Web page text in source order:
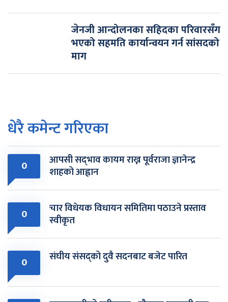
जेनजी आन्दोलनका सहिदका परिवारसँग
भएको सहमति कार्यान्वयन गर्न सांसदको
माग
धेरै कमेन्ट गरिएका
0 आपसी सद्‌भाव कायम राख्न पूर्वराजा ज्ञानेन्द्र
शाहको आह्वान
0 चार विधेयक विधायन समितिमा पठाउने प्रस्ताव
स्वीकृत
0 संघीय संसद्को दुवै सदनबाट बजेट पारित